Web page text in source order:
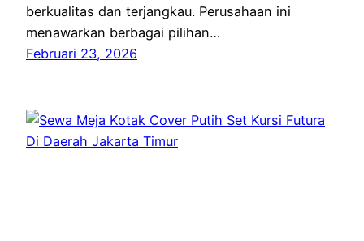
berkualitas dan terjangkau. Perusahaan ini
menawarkan berbagai pilihan…
Februari 23, 2026